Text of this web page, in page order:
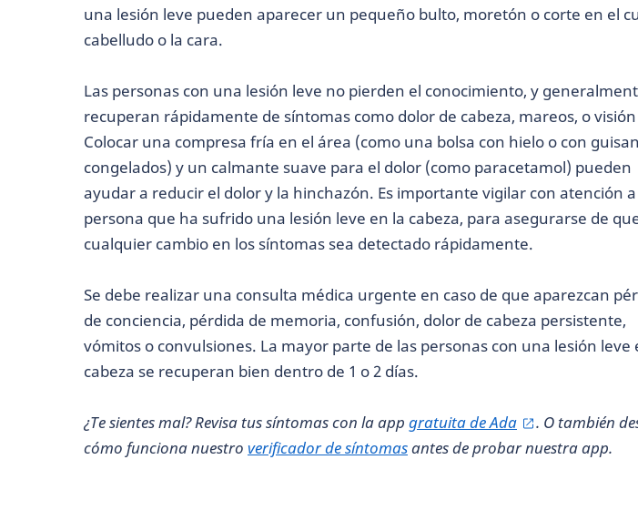
una lesión leve pueden aparecer un pequeño bulto, moretón o corte en el
cabelludo o la cara.
Las personas con una lesión leve no pierden el conocimiento, y
recuperan rápidamente de síntomas como dolor de cabeza, mareos, o
Colocar una compresa fría en el área (como una bolsa con hielo o con
congelados) y un calmante suave para el dolor (como paracetamol) pueden
ayudar a reducir el dolor y la hinchazón. Es importante vigilar con atención
persona que ha sufrido una lesión leve en la cabeza, para asegurarse de
cualquier cambio en los síntomas sea detectado rápidamente.
Se debe realizar una consulta médica urgente en caso de que aparezcan
de conciencia, pérdida de memoria, confusión, dolor de cabeza persistente,
vómitos o convulsiones. La mayor parte de las personas con una lesión leve
cabeza se recuperan bien dentro de 1 o 2 días.
¿Te sientes mal? Revisa tus síntomas con la app gratuita de Ada
. O también
cómo funciona nuestro verificador de síntomasantes de probar nuestra app.